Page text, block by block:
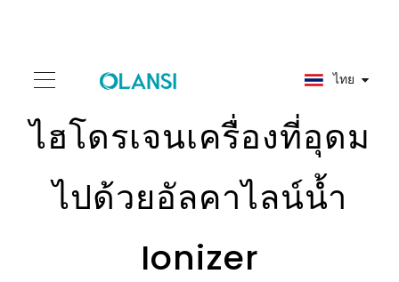
ไทย
ไฮโดรเจนเครื่องที่อุดม
ไปด้วยอัลคาไลน์น้ำ
Ionizer